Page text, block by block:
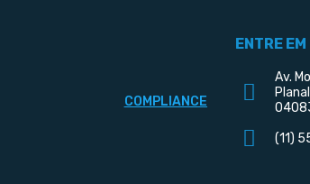
COMPLIANCE
ENTRE
Av.
(11)